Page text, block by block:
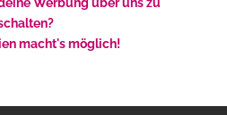
macht's möglich!